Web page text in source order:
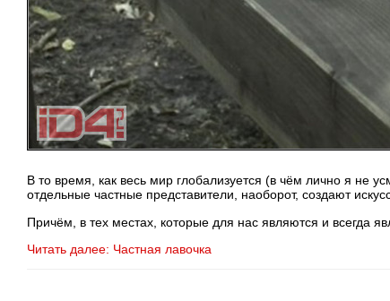
В то время, как весь мир глобализуется (в чём лично я не
отдельные частные представители, наоборот, создают
Причём, в тех местах, которые для нас являются и всегда
Читать далее: Частная лавочка